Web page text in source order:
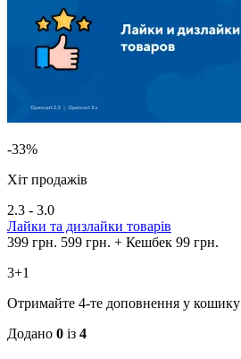
-33%
Хіт продажів
2.3 - 3.0
Лайки та дизлайки товарів
399 грн. 599 грн. + Кешбек 99 грн.
3+1
Отримайте 4-те доповнення у кошику
Додано 0 із 4